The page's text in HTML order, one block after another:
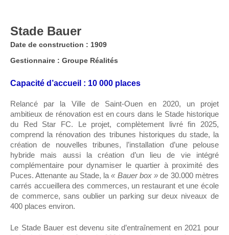
Stade Bauer
Date de construction : 1909
Gestionnaire : Groupe Réalités
Capacité d’accueil : 10 000 places
Relancé par la Ville de Saint-Ouen en 2020, un projet
ambitieux de rénovation est en cours dans le Stade historique
du Red Star FC. Le projet, complètement livré fin 2025,
comprend la rénovation des tribunes historiques du stade, la
création de nouvelles tribunes, l’installation d’une pelouse
hybride mais aussi la création d’un lieu de vie intégré
complémentaire pour dynamiser le quartier à proximité des
Puces. Attenante au Stade, la« Bauer box » de 30.000 mètres
carrés accueillera des commerces, un restaurant et une école
de commerce, sans oublier un parking sur deux niveaux de
400 places environ.
Le Stade Bauer est devenu site d’entraînement en 2021 pour